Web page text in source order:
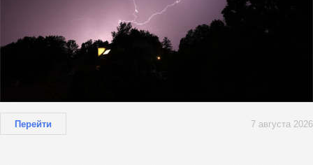
Перейти 7 августа 2026